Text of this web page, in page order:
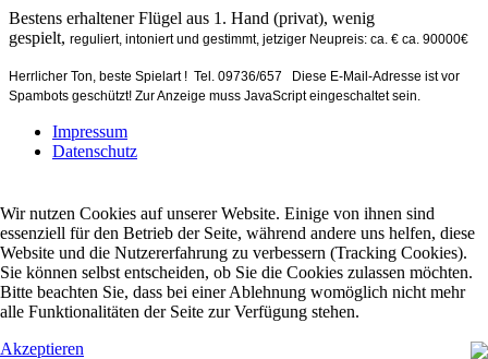
Bestens erhaltener Flügel aus 1. Hand (privat), wenig
gespielt, reguliert, intoniert und gestimmt, jetziger Neupreis: ca. € ca. 90000€
Herrlicher Ton, beste Spielart ! Tel. 09736/657 Diese E-Mail-Adresse ist vor
Spambots geschützt! Zur Anzeige muss JavaScript eingeschaltet sein.
Impressum
Datenschutz
Wir nutzen Cookies auf unserer Website. Einige von ihnen sind
essenziell für den Betrieb der Seite, während andere uns helfen, diese
Website und die Nutzererfahrung zu verbessern (Tracking Cookies).
Sie können selbst entscheiden, ob Sie die Cookies zulassen möchten.
Bitte beachten Sie, dass bei einer Ablehnung womöglich nicht mehr
alle Funktionalitäten der Seite zur Verfügung stehen.
Akzeptieren